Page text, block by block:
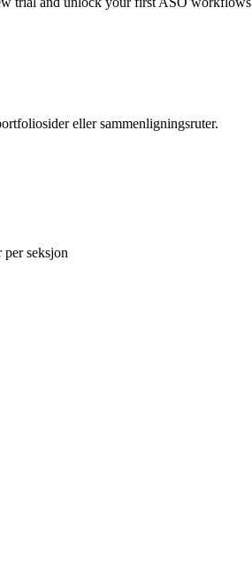
eller sammenligningsruter.
seksjon